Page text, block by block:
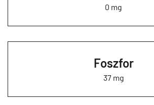
0 mg
Foszfor
37 mg